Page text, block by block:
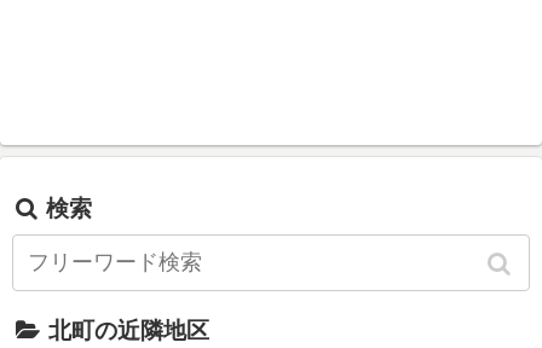
検索
北町の近隣地区